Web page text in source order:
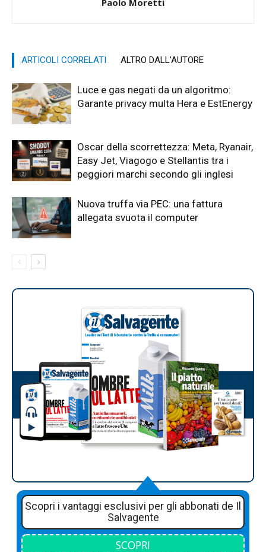
ARTICOLI CORRELATI ALTRO DALL'AUTORE
Luce e gas negati da un algoritmo:
Garante privacy multa Hera e EstEnergy
Oscar della scorrettezza: Meta, Ryanair,
Easy Jet, Viagogo e Stellantis tra i
peggiori marchi secondo gli inglesi
Nuova truffa via PEC: una fattura
allegata svuota il computer
Scopri i vantaggi esclusivi per gli abbonati de Il
Salvagente
SCOPRI